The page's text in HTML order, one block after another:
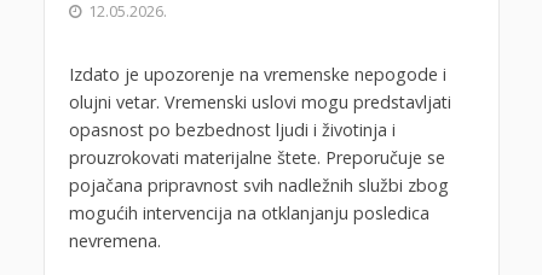
12.05.2026.
Izdato je upozorenje na vremenske nepogode i
olujni vetar. Vremenski uslovi mogu predstavljati
opasnost po bezbednost ljudi i životinja i
prouzrokovati materijalne štete. Preporučuje se
pojačana pripravnost svih nadležnih službi zbog
mogućih intervencija na otklanjanju posledica
nevremena.